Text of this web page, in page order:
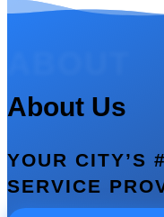
About Us
YOUR CITY’S
SERVICE